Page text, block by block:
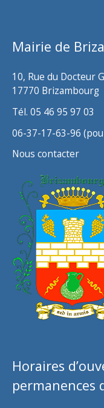
Mairie de
10, Rue du Docteur
17770 Brizambourg
Tél. 05 46 95 97 03
06-37-17-63-96
Nous contacter
Horaires
permanences